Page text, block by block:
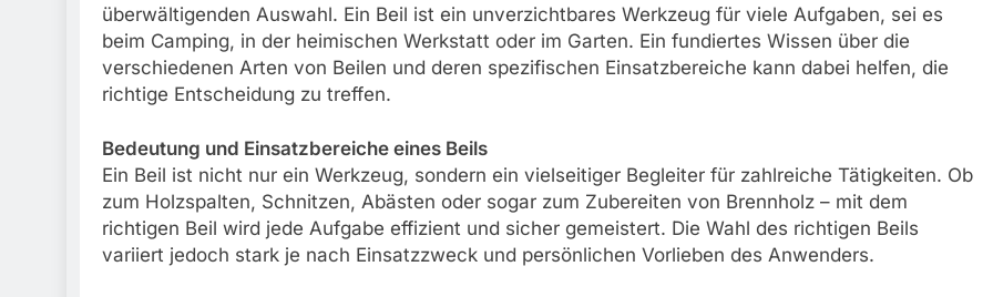
überwältigenden Auswahl. Ein Beil ist ein unverzichtbares Werkzeug für viele Aufgaben, sei es
beim Camping, in der heimischen Werkstatt oder im Garten. Ein fundiertes Wissen über die
verschiedenen Arten von Beilen und deren spezifischen Einsatzbereiche kann dabei helfen, die
richtige Entscheidung zu treffen.
Bedeutung und Einsatzbereiche eines Beils
Ein Beil ist nicht nur ein Werkzeug, sondern ein vielseitiger Begleiter für zahlreiche Tätigkeiten. Ob
zum Holzspalten, Schnitzen, Abästen oder sogar zum Zubereiten von Brennholz – mit dem
richtigen Beil wird jede Aufgabe effizient und sicher gemeistert. Die Wahl des richtigen Beils
variiert jedoch stark je nach Einsatzzweck und persönlichen Vorlieben des Anwenders.